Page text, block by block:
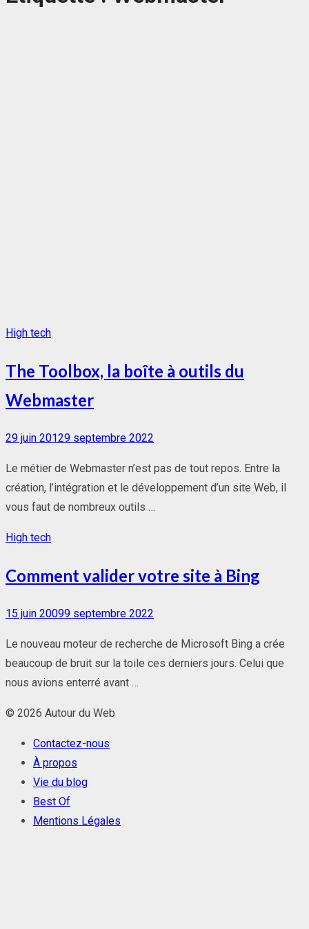
High tech
The Toolbox, la boîte à outils du
Webmaster
Posted
29 juin 20129 septembre 2022
Le métier de Webmaster n’est pas de tout repos. Entre la
création, l’intégration et le développement d’un site Web, il
vous faut de nombreux outils …
High tech
Comment valider votre site à Bing
Posted
15 juin 20099 septembre 2022
Le nouveau moteur de recherche de Microsoft Bing a crée
beaucoup de bruit sur la toile ces derniers jours. Celui que
nous avions enterré avant …
© 2026 Autour du Web
Contactez-nous
À propos
Vie du blog
Best Of
Mentions Légales